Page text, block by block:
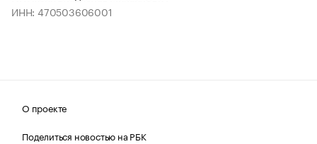
ИНН: 470503606001
О проекте
Поделиться новостью на РБК